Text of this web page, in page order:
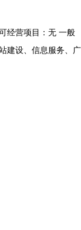
经营项目：无 一般
建设、信息服务、广